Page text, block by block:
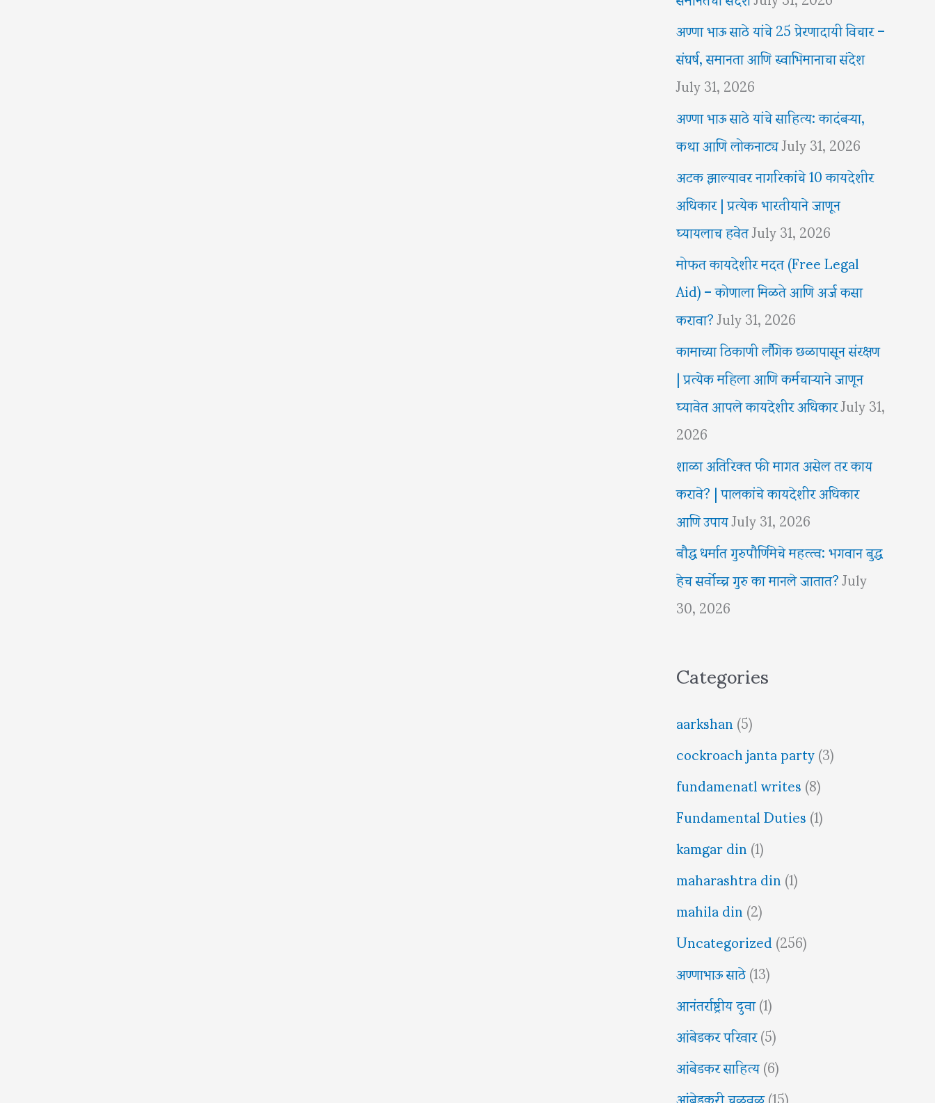
अण्णा भाऊ साठे यांचे 25 प्रेरणादायी विचार –
संघर्ष, समानता आणि स्वाभिमानाचा संदेश
July 31, 2026
अण्णा भाऊ साठे यांचे साहित्य: कादंबऱ्या,
कथा आणि लोकनाट्यJuly 31, 2026
अटक झाल्यावर नागरिकांचे 10 कायदेशीर
अधिकार | प्रत्येक भारतीयाने जाणून
घ्यायलाच हवेतJuly 31, 2026
मोफत कायदेशीर मदत (Free Legal
Aid) – कोणाला मिळते आणि अर्ज कसा
करावा?July 31, 2026
कामाच्या ठिकाणी लैंगिक छळापासून संरक्षण
| प्रत्येक महिला आणि कर्मचाऱ्याने जाणून
घ्यावेत आपले कायदेशीर अधिकारJuly 31,
2026
शाळा अतिरिक्त फी मागत असेल तर काय
करावे? | पालकांचे कायदेशीर अधिकार
आणि उपायJuly 31, 2026
बौद्ध धर्मात गुरुपौर्णिमेचे महत्त्व: भगवान बुद्ध
हेच सर्वोच्च गुरु का मानले जातात?July
30, 2026
Categories
aarkshan(5)
cockroach janta party(3)
fundamenatl writes(8)
Fundamental Duties(1)
kamgar din(1)
maharashtra din(1)
mahila din(2)
Uncategorized(256)
अण्णाभाऊ साठे(13)
आनंतर्राष्ट्रीय दुवा(1)
आंबेडकर परिवार(5)
आंबेडकर साहित्य(6)